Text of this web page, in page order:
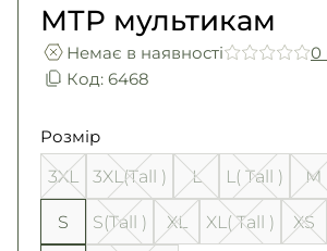
МТР мультикам
Немає в наявності
0
Код: 6468
Розмір
3XL 3XL(Tall ) L L( Tall ) M
S
S(Tall ) XL XL( Tall ) XS